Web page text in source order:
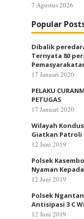
7 Agustus 2026
Popular
Dibalik
Ternyata 80
17 Januari 2020
PELAKU
PETUGAS
17 Januari 2020
Wilayah
Giatkan Patroli
12 Juni 2019
Polsek
Nyaman
12 Juni 2019
Polsek
Antisipasi 3 C
12 Juni 2019